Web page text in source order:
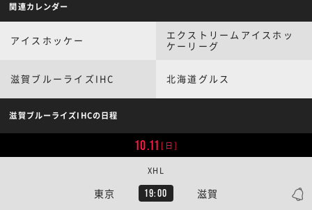
関連カレンダー
アイスホッケー
エクストリームアイスホッ
ケーリーグ
滋賀ブルーライズIHC 北海道グルス
滋賀ブルーライズIHCの日程
10.11 [日]
東京 19:00 滋賀
XHL